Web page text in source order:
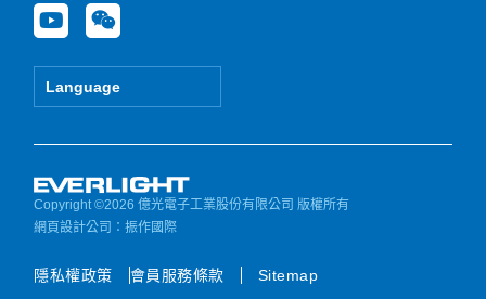
Y
o
u
e
W
e
i
Language
Copyright ©2026 億光電子工業股份有限公司 版權所有
網頁設計公司 ：振作國際
隱私權政策 會員服務條款 Sitemap